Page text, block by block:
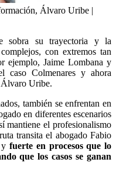
Álvaro Uribe |
sobra su trayectoria y la
con extremos tan
ejemplo, Jaime Lombana y
caso Colmenares y ahora
Álvaro Uribe.
también se enfrentan en
en diferentes escenarios
mantiene el profesionalismo
transita el abogado Fabio
y fuerte en procesos que lo
que los casos se ganan